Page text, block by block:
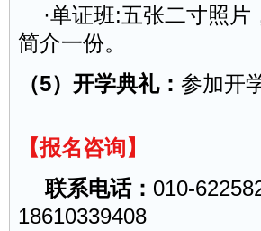
·单证班:五张二寸照片
简介一份。
（5）开学典礼： 参加开
【报名咨询】
联系电话： 010-
18610339408